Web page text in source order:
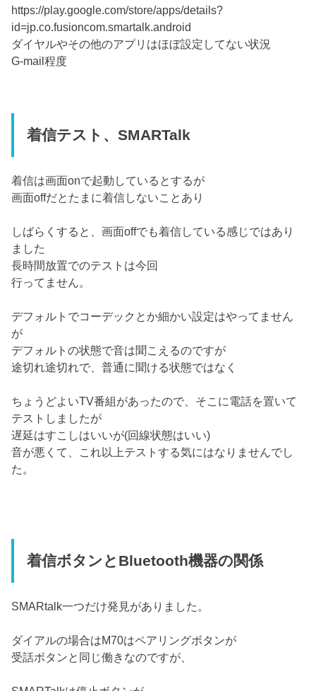
https://play.google.com/store/apps/details?
id=jp.co.fusioncom.smartalk.android
ダイヤルやその他のアプリはほぼ設定してない状況
G-mail程度
着信テスト、SMARTalk
着信は画面onで起動しているとするが
画面offだとたまに着信しないことあり
しばらくすると、画面offでも着信している感じではあり
ました
長時間放置でのテストは今回
行ってません。
デフォルトでコーデックとか細かい設定はやってません
が
デフォルトの状態で音は聞こえるのですが
途切れ途切れで、普通に聞ける状態ではなく
ちょうどよいTV番組があったので、そこに電話を置いて
テストしましたが
遅延はすこしはいいが(回線状態はいい)
音が悪くて、これ以上テストする気にはなりませんでし
た。
着信ボタンとBluetooth機器の関係
SMARtalk一つだけ発見がありました。
ダイアルの場合はM70はペアリングボタンが
受話ボタンと同じ働きなのですが、